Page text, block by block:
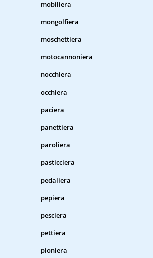
mobiliera
mongolfiera
moschettiera
motocannoniera
nocchiera
occhiera
paciera
panettiera
paroliera
pasticciera
pedaliera
pepiera
pesciera
pettiera
pioniera